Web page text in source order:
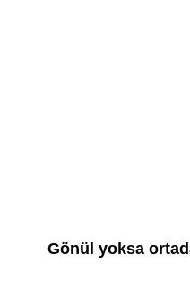
Gönül yoksa